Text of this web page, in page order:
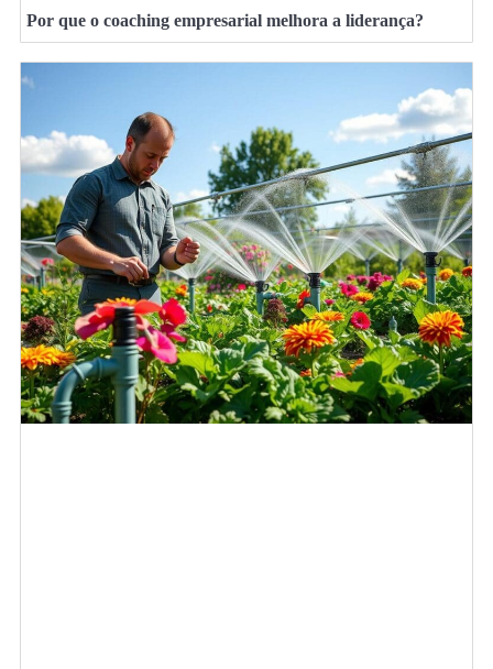
Por que o coaching empresarial melhora a liderança?